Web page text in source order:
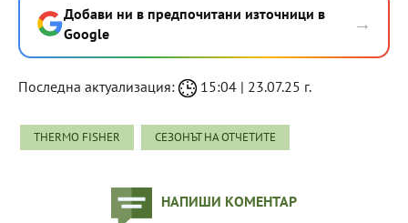
Добави ни в предпочитани източници в
Google
→
Последна актуализация: 15:04 | 23.07.25 г.
THERMO FISHER СЕЗОНЪТ НА ОТЧЕТИТЕ
НАПИШИ КОМЕНТАР